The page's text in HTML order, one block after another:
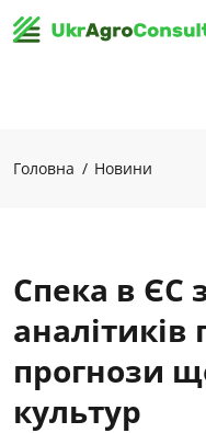
Головна Новини
Спека в ЄС
аналітиків
прогнози
культур